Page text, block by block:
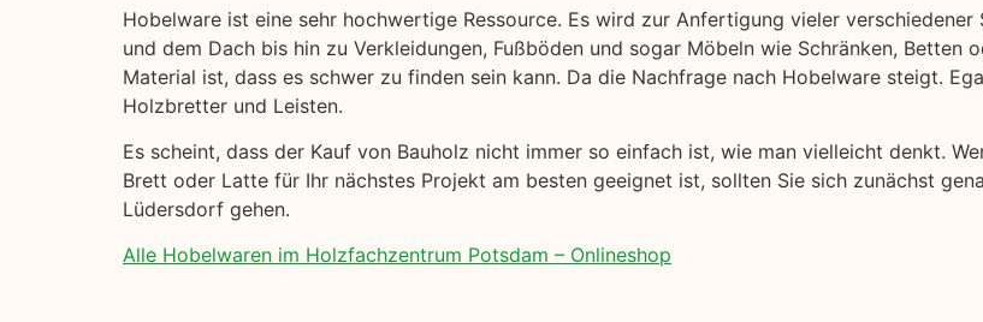
Hobelware ist eine sehr hochwertige Ressource. Es wird zur Anfertigung vieler
und dem Dach bis hin zu Verkleidungen, Fußböden und sogar Möbeln wie Schränken, Betten
Material ist, dass es schwer zu finden sein kann. Da die Nachfrage nach Hobelware steigt.
Holzbretter und Leisten.
Es scheint, dass der Kauf von Bauholz nicht immer so einfach ist, wie man vielleicht denkt.
Brett oder Latte für Ihr nächstes Projekt am besten geeignet ist, sollten Sie sich zunächst
Lüdersdorf gehen.
Alle Hobelwaren im Holzfachzentrum Potsdam – Onlineshop